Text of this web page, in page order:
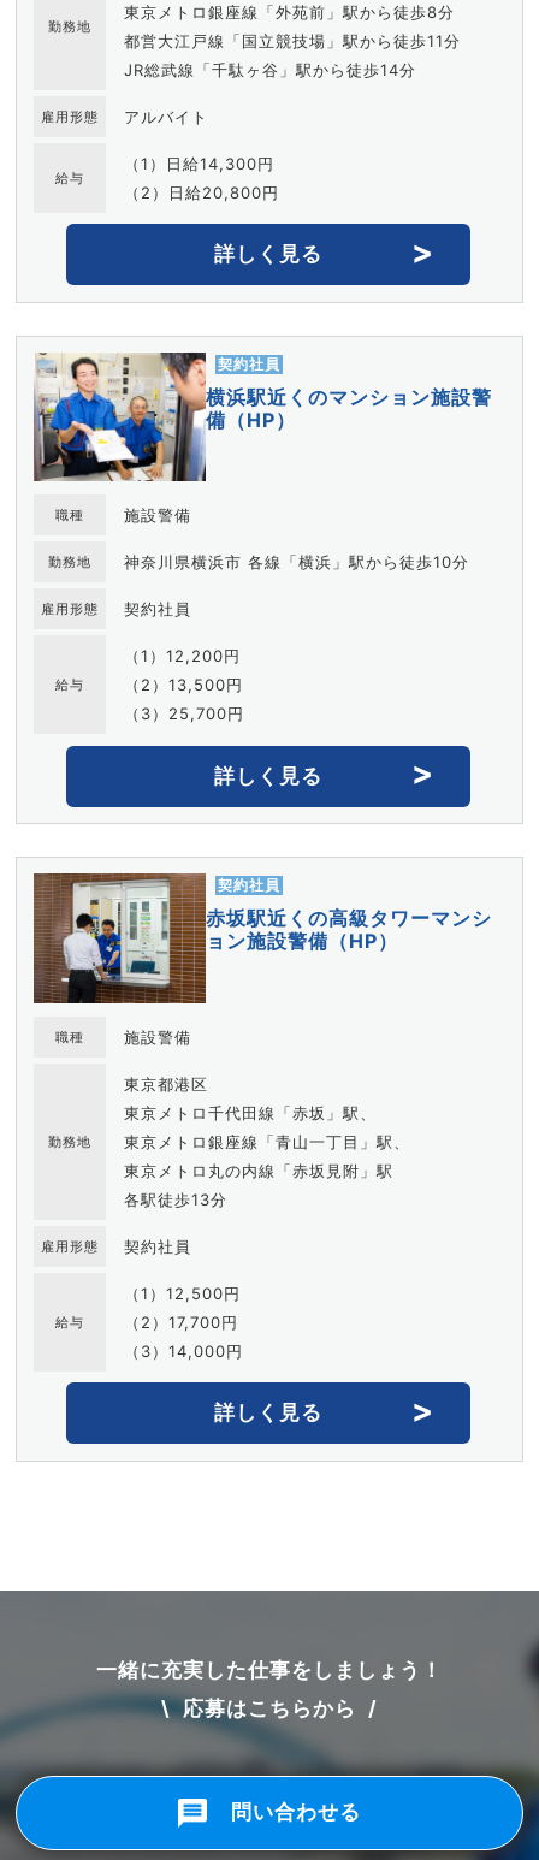
勤務地
東京メトロ銀座線「外苑前」駅から徒歩8分
都営大江戸線「国立競技場」駅から徒歩11分
JR総武線「千駄ヶ谷」駅から徒歩14分
雇用形態 アルバイト
給与
（1）日給14,300円
（2）日給20,800円
詳しく見る
契約社員
横浜駅近くのマンション施設警
備（HP）
職種 施設警備
勤務地 神奈川県横浜市 各線「横浜」駅から徒歩10分
雇用形態 契約社員
給与
（1）12,200円
（2）13,500円
（3）25,700円
詳しく見る
契約社員
赤坂駅近くの高級タワーマンシ
ョン施設警備（HP）
職種 施設警備
勤務地
東京都港区
東京メトロ千代田線「赤坂」駅、
東京メトロ銀座線「青山一丁目」駅、
東京メトロ丸の内線「赤坂見附」駅
各駅徒歩13分
雇用形態 契約社員
給与
（1）12,500円
（2）17,700円
（3）14,000円
詳しく見る
一緒に充実した仕事をしましょう！
\ 応募はこちらから /
問い合わせる